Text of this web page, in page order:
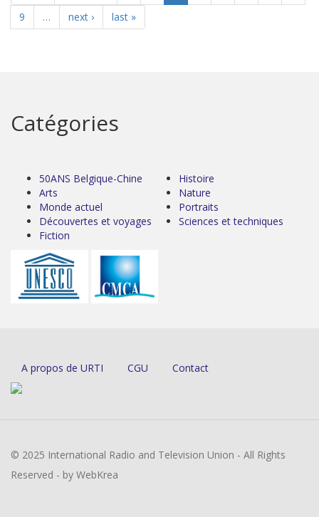
9
… next › last »
Catégories
50ANS Belgique-Chine
Arts
Monde actuel
Découvertes et voyages
Fiction
Histoire
Nature
Portraits
Sciences et techniques
A propos de URTI CGU Contact
© 2025 International Radio and Television Union - All Rights
Reserved - by WebKrea